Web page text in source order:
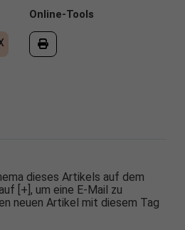
Online-Tools
dieses Artikels auf dem
[+], um eine E-Mail zu
neuen Artikel mit diesem Tag